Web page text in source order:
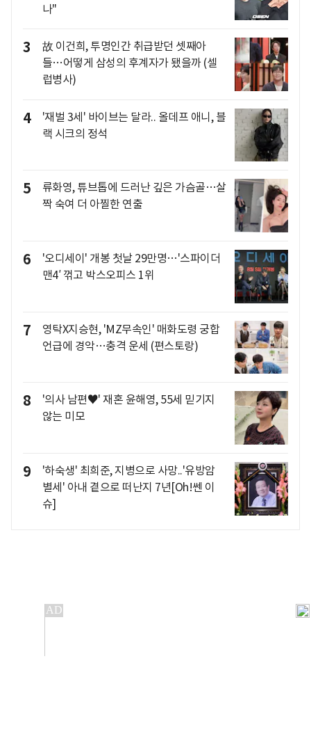
나"
3
故 이건희, 투명인간 취급받던 셋째아
들…어떻게 삼성의 후계자가 됐을까 (셀
럽병사)
4
'재벌 3세' 바이브는 달라.. 올데프 애니, 블
랙 시크의 정석
5
류화영, 튜브톱에 드러난 깊은 가슴골…살
짝 숙여 더 아찔한 연출
6
'오디세이' 개봉 첫날 29만명…'스파이더
맨4′ 꺾고 박스오피스 1위
7
영탁X지승현, 'MZ무속인' 매화도령 궁합
언급에 경악…충격 운세 (편스토랑)
8
'의사 남편♥' 재혼 윤해영, 55세 믿기지
않는 미모
9
'하숙생' 최희준, 지병으로 사망..'유방암
별세' 아내 곁으로 떠난지 7년[Oh!쎈 이
슈]